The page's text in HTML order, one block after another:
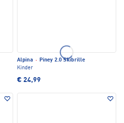
Alpina · Piney 2.0 Skibrille
Kinder
€ 24,99